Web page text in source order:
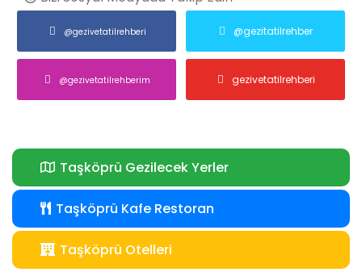
@gezivetatilrehberi @gezitatilrehber
@gezivetatilrehberim gezivetatilrehberi
Taşköprü Gezilecek Yerler
Taşköprü Kafe Restoran
Taşköprü Otelleri